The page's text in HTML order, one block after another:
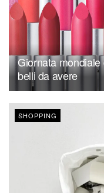
Giornata
belli da avere
SHOPPING